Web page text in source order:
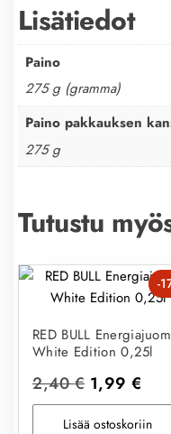
Lisätiedot
Paino
275 g (gramma)
Paino pakkauksen
275 g
Tutustu
-
RED BULL
White Edition 0,25l
2,40€
hinta
1,99 €
Lisää ostoskoriin